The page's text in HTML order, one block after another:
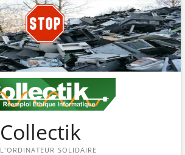
Collectik
L'ORDINATEUR SOLIDAIRE